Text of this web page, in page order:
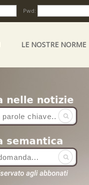
Pwd:
LE NOSTRE NORME